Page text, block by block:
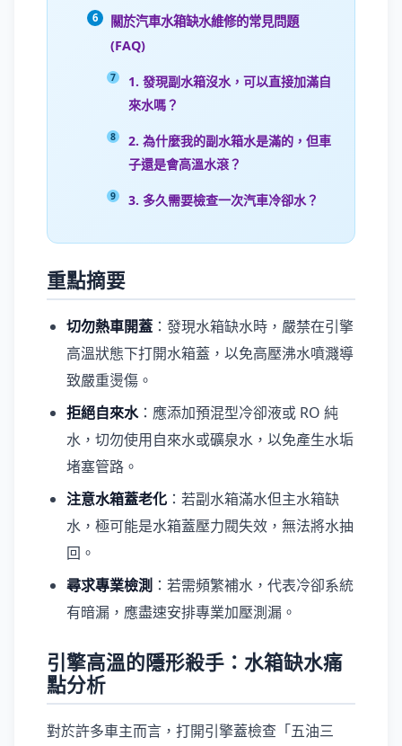
關於汽車水箱缺水維修的常見問題
(FAQ)
1. 發現副水箱沒水，可以直接加滿自
來水嗎？
2. 為什麼我的副水箱水是滿的，但車
子還是會高溫水滾？
3. 多久需要檢查一次汽車冷卻水？
重點摘要
切勿熱車開蓋 ：發現水箱缺水時，嚴禁在引擎
高溫狀態下打開水箱蓋，以免高壓沸水噴濺導
致嚴重燙傷。
拒絕自來水：應添加預混型冷卻液或 RO 純
水，切勿使用自來水或礦泉水，以免產生水垢
堵塞管路。
注意水箱蓋老化 ：若副水箱滿水但主水箱缺
水，極可能是水箱蓋壓力閥失效，無法將水抽
回。
尋求專業檢測 ：若需頻繁補水，代表冷卻系統
有暗漏，應盡速安排專業加壓測漏。
引擎高溫的隱形殺手：水箱缺水痛
點分析
對於許多車主而言，打開引擎蓋檢查「五油三